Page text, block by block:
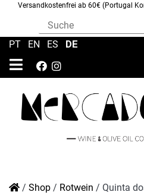
Versandkostenfrei ab 60€ (Portugal
PT EN ES DE
/ Shop / Rotwein / Quinta